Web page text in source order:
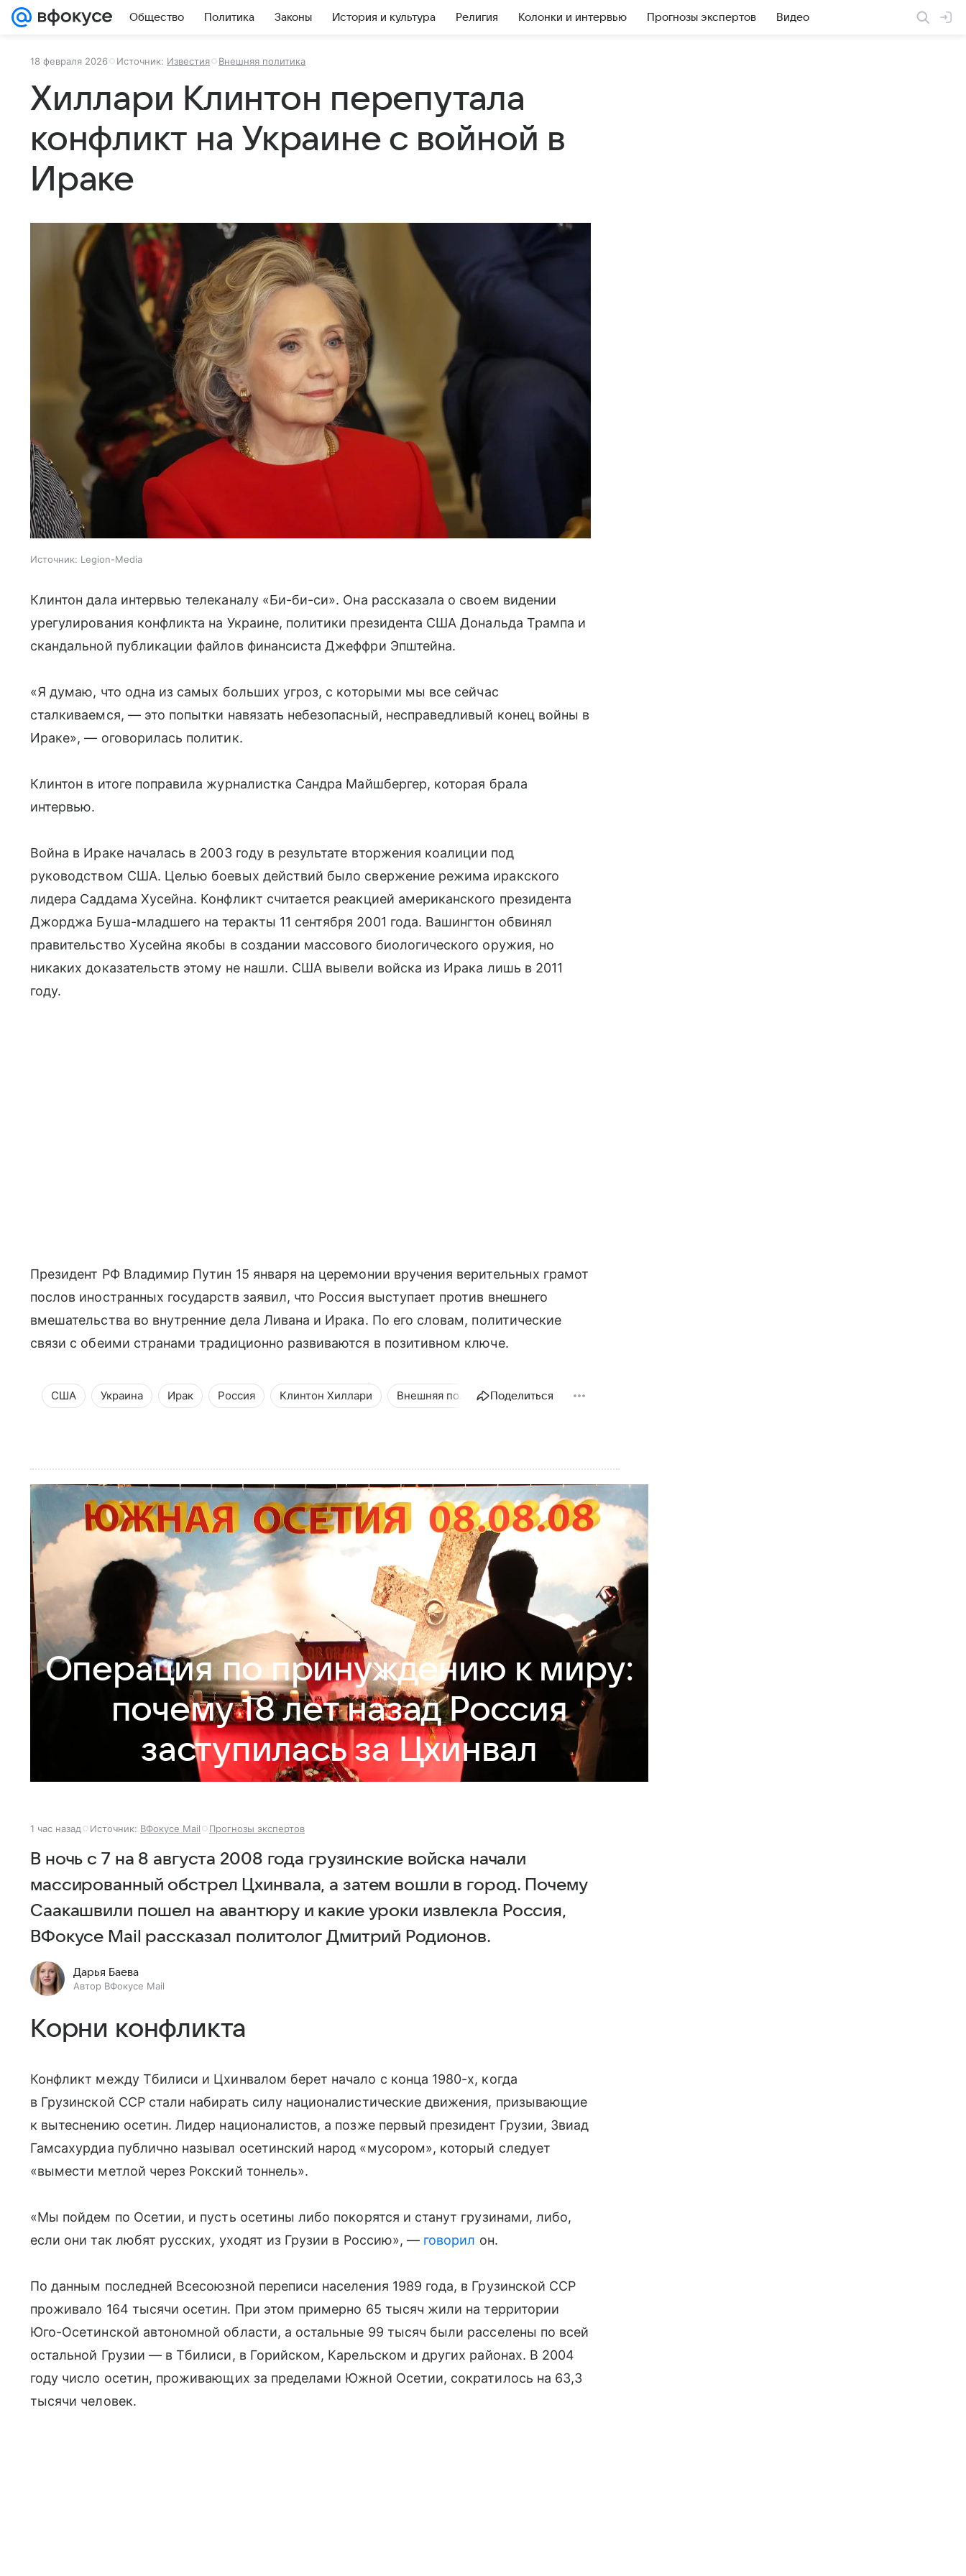
Общество Политика Законы История и культура Религия Колонки и интервью Прогнозы экспертов Видео
18 февраля 2026 Источник: Известия Внешняя политика
Хиллари Клинтон перепутала
конфликт на Украине с войной в
Ираке
Источник: Legion-Media
Клинтон дала интервью телеканалу «Би-би-си». Она рассказала о своем видении
урегулирования конфликта на Украине, политики президента США Дональда Трампа и
скандальной публикации файлов финансиста Джеффри Эпштейна.
«Я думаю, что одна из самых больших угроз, с которыми мы все сейчас
сталкиваемся, — это попытки навязать небезопасный, несправедливый конец войны в
Ираке», — оговорилась политик.
Клинтон в итоге поправила журналистка Сандра Майшбергер, которая брала
интервью.
Война в Ираке началась в 2003 году в результате вторжения коалиции под
руководством США. Целью боевых действий было свержение режима иракского
лидера Саддама Хусейна. Конфликт считается реакцией американского президента
Джорджа Буша-младшего на теракты 11 сентября 2001 года. Вашингтон обвинял
правительство Хусейна якобы в создании массового биологического оружия, но
никаких доказательств этому не нашли. США вывели войска из Ирака лишь в 2011
году.
Президент РФ Владимир Путин 15 января на церемонии вручения верительных грамот
послов иностранных государств заявил, что Россия выступает против внешнего
вмешательства во внутренние дела Ливана и Ирака. По его словам, политические
связи с обеими странами традиционно развиваются в позитивном ключе.
США Украина Ирак Россия Клинтон Хиллари Внешняя политикаПоделиться
Операция по принуждению к миру:
почему 18 лет назад Россия
заступилась за Цхинвал
1 час назад Источник: ВФокусе Mail Прогнозы экспертов
В ночь с 7 на 8 августа 2008 года грузинские войска начали
массированный обстрел Цхинвала, а затем вошли в город. Почему
Саакашвили пошел на авантюру и какие уроки извлекла Россия,
ВФокусе Mail рассказал политолог Дмитрий Родионов.
Дарья Баева
Автор ВФокусе Mail
Корни конфликта
Конфликт между Тбилиси и Цхинвалом берет начало с конца 1980-х, когда
в Грузинской ССР стали набирать силу националистические движения, призывающие
к вытеснению осетин. Лидер националистов, а позже первый президент Грузии, Звиад
Гамсахурдиа публично называл осетинский народ «мусором», который следует
«вымести метлой через Рокский тоннель».
«Мы пойдем по Осетии, и пусть осетины либо покорятся и станут грузинами, либо,
если они так любят русских, уходят из Грузии в Россию», — говорил он.
По данным последней Всесоюзной переписи населения 1989 года, в Грузинской ССР
проживало 164 тысячи осетин. При этом примерно 65 тысяч жили на территории
Юго-Осетинской автономной области, а остальные 99 тысяч были расселены по всей
остальной Грузии — в Тбилиси, в Горийском, Карельском и других районах. В 2004
году число осетин, проживающих за пределами Южной Осетии, сократилось на 63,3
тысячи человек.